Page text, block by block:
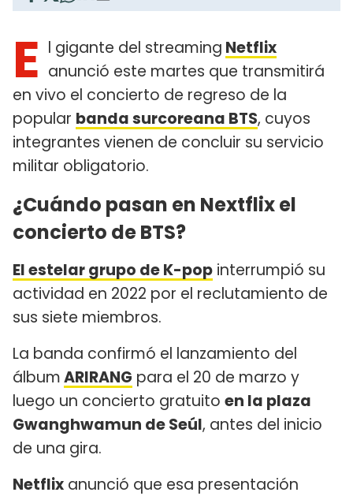
E l gigante del streaming Netflix
anunció este martes que transmitirá
en vivo el concierto de regreso de la
popular banda surcoreana BTS, cuyos
integrantes vienen de concluir su servicio
militar obligatorio.
¿Cuándo pasan en Nextflix el
concierto de BTS?
El estelar grupo de K-pop interrumpió su
actividad en 2022 por el reclutamiento de
sus siete miembros.
La banda confirmó el lanzamiento del
álbumARIRANG para el 20 de marzo y
luego un concierto gratuito en la plaza
Gwanghwamun de Seúl, antes del inicio
de una gira.
Netflix anunció que esa presentación